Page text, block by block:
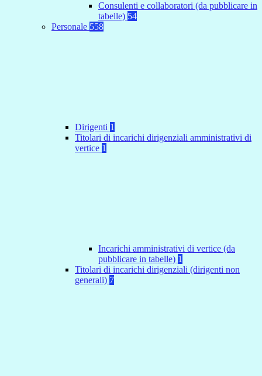
Consulenti e collaboratori (da pubblicare in
tabelle) 54
Personale 558
Dirigenti 1
Titolari di incarichi dirigenziali amministrativi di
vertice 1
Incarichi amministrativi di vertice (da
pubblicare in tabelle) 1
Titolari di incarichi dirigenziali (dirigenti non
generali) 7